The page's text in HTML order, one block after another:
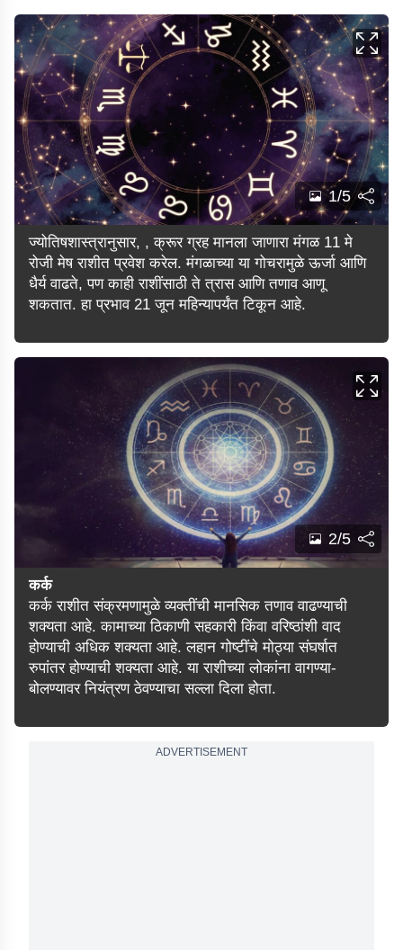
1/5
ज्योतिषशास्त्रानुसार, , क्रूर ग्रह मानला जाणारा मंगळ 11 मे
रोजी मेष राशीत प्रवेश करेल. मंगळाच्या या गोचरामुळे ऊर्जा आणि
धैर्य वाढते, पण काही राशींसाठी ते त्रास आणि तणाव आणू
शकतात. हा प्रभाव 21 जून महिन्यापर्यंत टिकून आहे.
2/5
कर्क
कर्क राशीत संक्रमणामुळे व्यक्तींची मानसिक तणाव वाढण्याची
शक्यता आहे. कामाच्या ठिकाणी सहकारी किंवा वरिष्ठांशी वाद
होण्याची अधिक शक्यता आहे. लहान गोष्टींचे मोठ्या संघर्षात
रुपांतर होण्याची शक्यता आहे. या राशीच्या लोकांना वागण्या-
बोलण्यावर नियंत्रण ठेवण्याचा सल्ला दिला होता.
ADVERTISEMENT